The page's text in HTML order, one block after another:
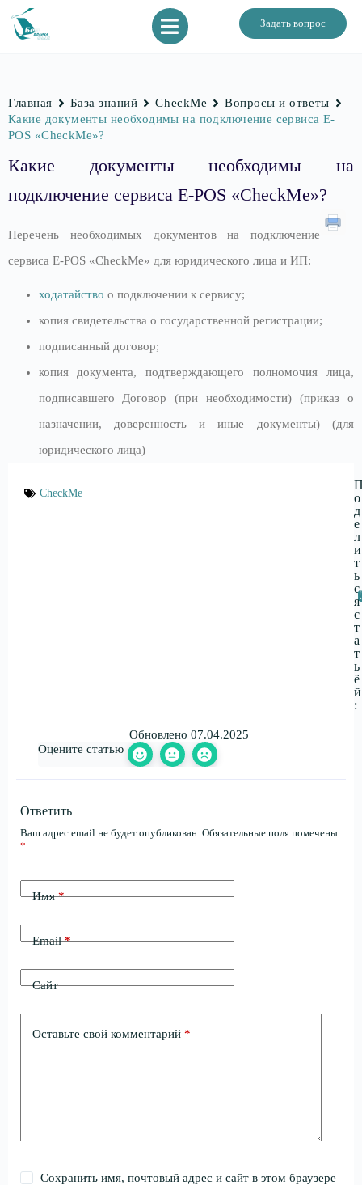
Задать вопрос
Главная База знаний CheckMe
Вопросы и ответы
Какие документы необходимы на подключение сервиса E-
POS «CheckMe»?
Какие документы необходимы на
подключение сервиса E-POS «CheckMe»?
Перечень необходимых документов на подключение
сервиса E-POS «CheckMe» для юридического лица и ИП:
ходатайство о подключении к сервису;
копия свидетельства о государственной регистрации;
подписанный договор;
копия документа, подтверждающего полномочия лица,
подписавшего Договор (при необходимости) (приказ о
назначении, доверенность и иные документы) (для
юридического лица)
CheckMe
о
д
е
л
и
т
ь
с
я
с
т
а
т
ь
ё
й
:
Обновлено 07.04.2025
Оцените статью
Ответить
Ваш адрес email не будет опубликован. Обязательные поля помечены
*
Имя*
Email*
Сайт
Оставьте свой комментарий *
Сохранить имя, почтовый адрес и сайт в этом браузере